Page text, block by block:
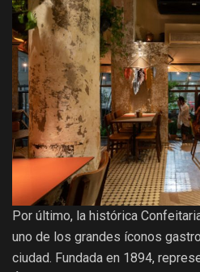
Por último, la histórica
uno de los grandes íconos
ciudad. Fundada en 1894,